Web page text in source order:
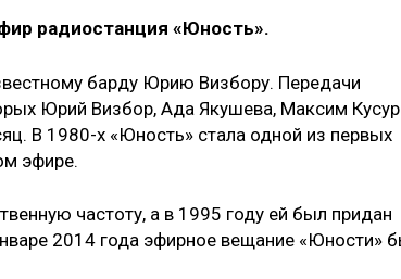
радиостанция «Юность».
барду Юрию Визбору. Передачи
Юрий Визбор, Ада Якушева, Максим
В 1980-х «Юность» стала одной из первых
эфире.
частоту, а в 1995 году ей был придан
2014 года эфирное вещание «Юности»